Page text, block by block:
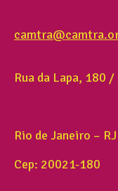
Rua da Lapa, 180
Rio de Janeiro –
Cep: 20021-180